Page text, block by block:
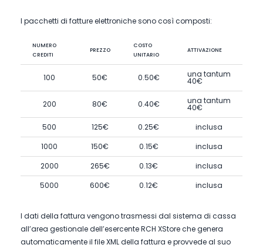
I pacchetti di fatture elettroniche sono così composti:
NUMERO
CREDITI
PREZZO
COSTO
UNITARIO
ATTIVAZIONE
100 50€ 0.50€ una tantum
40€
200 80€ 0.40€ una tantum
40€
500
125€ 0.25€
inclusa
1000
150€ 0.15€
inclusa
2000
265€ 0.13€
inclusa
5000
600€ 0.12€ inclusa
I dati della fattura vengono trasmessi dal sistema di cassa
all’area gestionale dell’esercente RCH XStore che genera
automaticamente il file XML della fattura e provvede al suo